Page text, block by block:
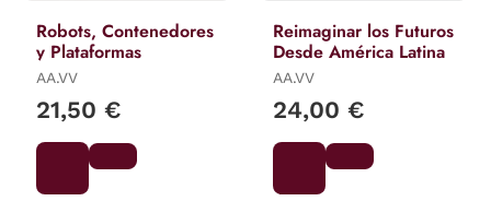
Robots, Contenedores
y Plataformas
AA.VV
21,50 €
Reimaginar los Futuros
Desde América Latina
AA.VV
24,00 €